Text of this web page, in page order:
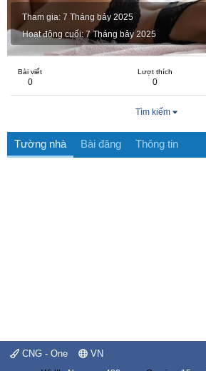
Tham gia 7 Tháng bảy 2025
Hoạt động cuối 7 Tháng bảy 2025
Bài viết
0
Lượt thích
0
Tìm kiếm
Tường nhà Bài đăng Thông tin
CNG - One VN